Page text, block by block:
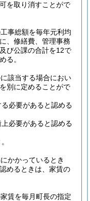
を取り消すことがで
事総額を毎年元利均
、修繕費、管理事務
び公課の合計を12で
る。
該当する場合におい
別に定めることがで
必要があると認める
必要があると認める
かかっているとき
めるときは、家賃の
賃を毎月町長の指定